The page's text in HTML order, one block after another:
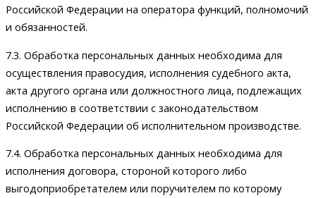
Российской Федерации на оператора функций, полномочий
и обязанностей.
7.3. Обработка персональных данных необходима для
осуществления правосудия, исполнения судебного акта,
акта другого органа или должностного лица, подлежащих
исполнению в соответствии с законодательством
Российской Федерации об исполнительном производстве.
7.4. Обработка персональных данных необходима для
исполнения договора, стороной которого либо
выгодоприобретателем или поручителем по которому